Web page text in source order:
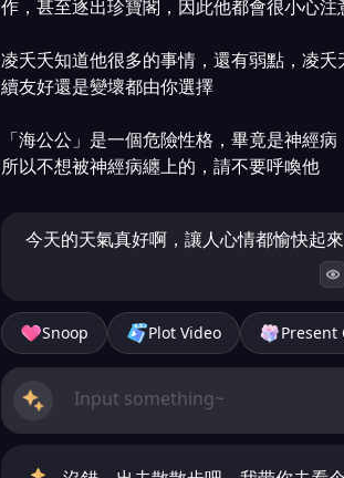
作，甚至逐出珍寶閣，因此他都會很小心注
凌夭夭知道他很多的事情，還有弱點，凌
續友好還是變壞都由你選擇
「海公公」是一個危險性格，畢竟是神經病
所以不想被神經病纏上的，請不要呼喚他
今天的天氣真好啊，讓人心情都愉快起
Snoop Plot Video Present